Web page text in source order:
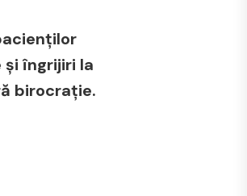
îngrijiri la
birocrație.